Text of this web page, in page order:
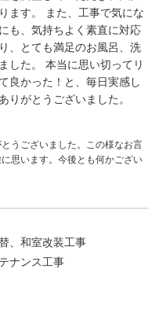
ます。 また、工事で気にな
も、気持ちよく素直に対応
、とても満足のお風呂、洗
した。 本当に思い切ってリ
良かった！と、毎日実感し
りがとうございました。
うございました。この様なお言
思います。今後とも何かござい
、和室改装工事
ナンス工事